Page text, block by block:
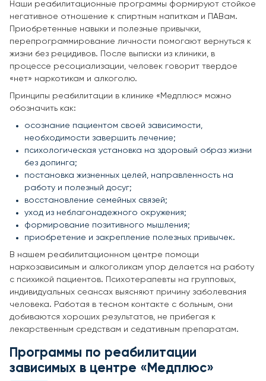
Наши реабилитационные программы формируют стойкое
негативное отношение к спиртным напиткам и ПАВам.
Приобретенные навыки и полезные привычки,
перепрограммирование личности помогают вернуться к
жизни без рецидивов. После выписки из клиники, в
процессе ресоциализации, человек говорит твердое
«нет» наркотикам и алкоголю.
Принципы реабилитации в клинике «Медплюс» можно
обозначить как:
осознание пациентом своей зависимости,
необходимости завершить лечение;
психологическая установка на здоровый образ жизни
без допинга;
постановка жизненных целей, направленность на
работу и полезный досуг;
восстановление семейных связей;
уход из неблагонадежного окружения;
формирование позитивного мышления;
приобретение и закрепление полезных привычек.
В нашем реабилитационном центре помощи
наркозависимым и алкоголикам упор делается на работу
с психикой пациентов. Психотерапевты на групповых,
индивидуальных сеансах выясняют причину заболевания
человека. Работая в тесном контакте с больным, они
добиваются хороших результатов, не прибегая к
лекарственным средствам и седативным препаратам.
Программы по реабилитации
зависимых в центре «Медплюс»